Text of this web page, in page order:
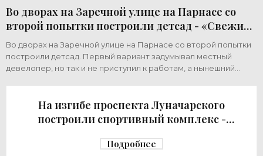
Во дворах на Заречной улице на Парнасе со
второй попытки построили детсад - «Свежие
новости строительства»
Во дворах на Заречной улице на Парнасе со второй попытки
построили детсад. Первый вариант задумывал местный
девелопер, но так и не приступил к работам, а нынешний
На изгибе проспекта Луначарского
построили спортивный комплекс -
Подробнее